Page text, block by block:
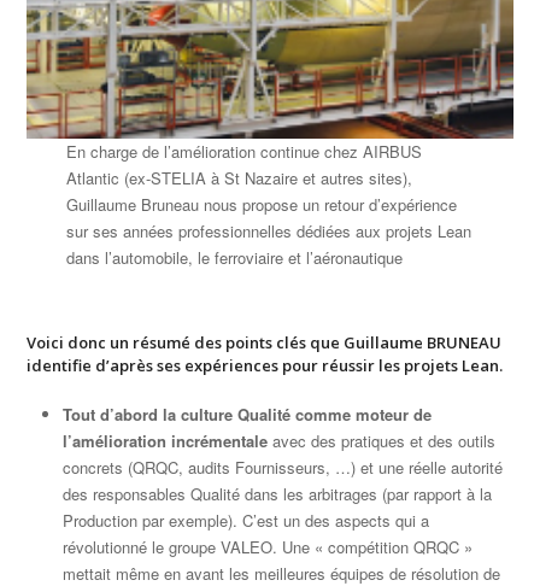
En charge de l’amélioration continue chez AIRBUS
Atlantic (ex-STELIA à St Nazaire et autres sites),
Guillaume Bruneau nous propose un retour d’expérience
sur ses années professionnelles dédiées aux projets Lean
dans l’automobile, le ferroviaire et l’aéronautique
Voici donc un résumé des points clés que Guillaume BRUNEAU
identifie d’après ses expériences pour réussir les projets Lean.
Tout d’abord la culture Qualité comme moteur de
l’amélioration incrémentale avec des pratiques et des outils
concrets (QRQC, audits Fournisseurs, …) et une réelle autorité
des responsables Qualité dans les arbitrages (par rapport à la
Production par exemple). C’est un des aspects qui a
révolutionné le groupe VALEO. Une « compétition QRQC »
mettait même en avant les meilleures équipes de résolution de